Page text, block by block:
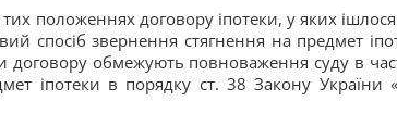
положеннях договору іпотеки, у яких
спосіб звернення стягнення на предмет
договору обмежують повноваження суду в
іпотеки в порядку ст. 38 Закону України «